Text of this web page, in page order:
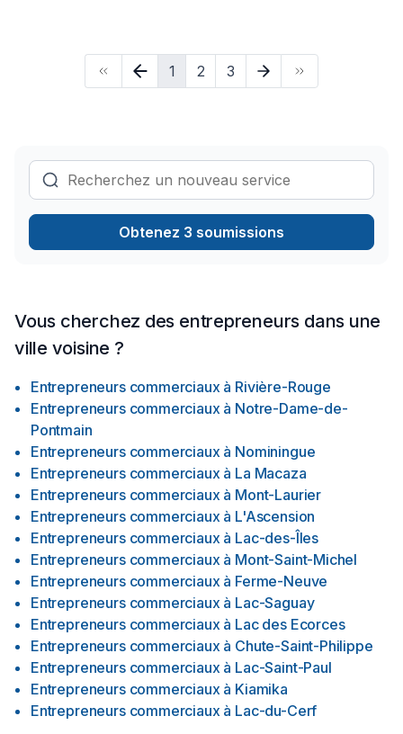
1 2 3
Obtenez 3 soumissions
Vous cherchez des entrepreneurs dans une
ville voisine ?
Entrepreneurs commerciaux à Rivière-Rouge
Entrepreneurs commerciaux à Notre-Dame-de-
Pontmain
Entrepreneurs commerciaux à Nominingue
Entrepreneurs commerciaux à La Macaza
Entrepreneurs commerciaux à Mont-Laurier
Entrepreneurs commerciaux à L'Ascension
Entrepreneurs commerciaux à Lac-des-Îles
Entrepreneurs commerciaux à Mont-Saint-Michel
Entrepreneurs commerciaux à Ferme-Neuve
Entrepreneurs commerciaux à Lac-Saguay
Entrepreneurs commerciaux à Lac des Ecorces
Entrepreneurs commerciaux à Chute-Saint-Philippe
Entrepreneurs commerciaux à Lac-Saint-Paul
Entrepreneurs commerciaux à Kiamika
Entrepreneurs commerciaux à Lac-du-Cerf